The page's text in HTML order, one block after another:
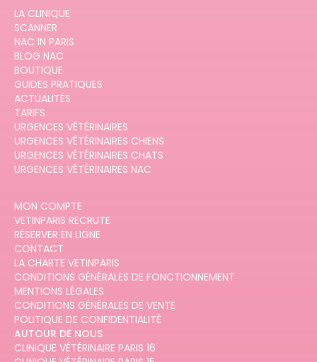
LA CLINIQUE
SCANNER
NAC IN PARIS
BLOG NAC
BOUTIQUE
GUIDES PRATIQUES
ACTUALITÉS
TARIFS
URGENCES VÉTÉRINAIRES
URGENCES VÉTÉRINAIRES CHIENS
URGENCES VÉTÉRINAIRES CHATS
URGENCES VÉTÉRINAIRES NAC
MON COMPTE
VETINPARIS RECRUTE
RÉSERVER EN LIGNE
CONTACT
LA CHARTE VETINPARIS
CONDITIONS GÉNÉRALES DE FONCTIONNEMENT
MENTIONS LÉGALES
CONDITIONS GÉNÉRALES DE VENTE
POLITIQUE DE CONFIDENTIALITÉ
AUTOUR DE NOUS
CLINIQUE VÉTÉRINAIRE PARIS 16